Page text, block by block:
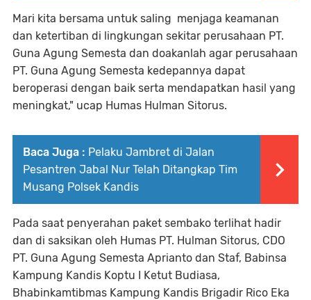
Mari kita bersama untuk saling menjaga keamanan
dan ketertiban di lingkungan sekitar perusahaan PT.
Guna Agung Semesta dan doakanlah agar perusahaan
PT. Guna Agung Semesta kedepannya dapat
beroperasi dengan baik serta mendapatkan hasil yang
meningkat," ucap Humas Hulman Sitorus.
Baca Juga : Pelaku Jambret di Jalan
Pesantren Jabal Nur Telah Ditangkap Tim
Musang Polsek Kandis
Pada saat penyerahan paket sembako terlihat hadir
dan di saksikan oleh Humas PT. Hulman Sitorus, CDO
PT. Guna Agung Semesta Aprianto dan Staf, Babinsa
Kampung Kandis Koptu I Ketut Budiasa,
Bhabinkamtibmas Kampung Kandis Brigadir Rico Eka